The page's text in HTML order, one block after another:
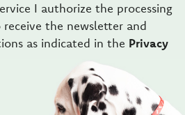
I authorize the processing
the newsletter and
as indicated in the Privacy